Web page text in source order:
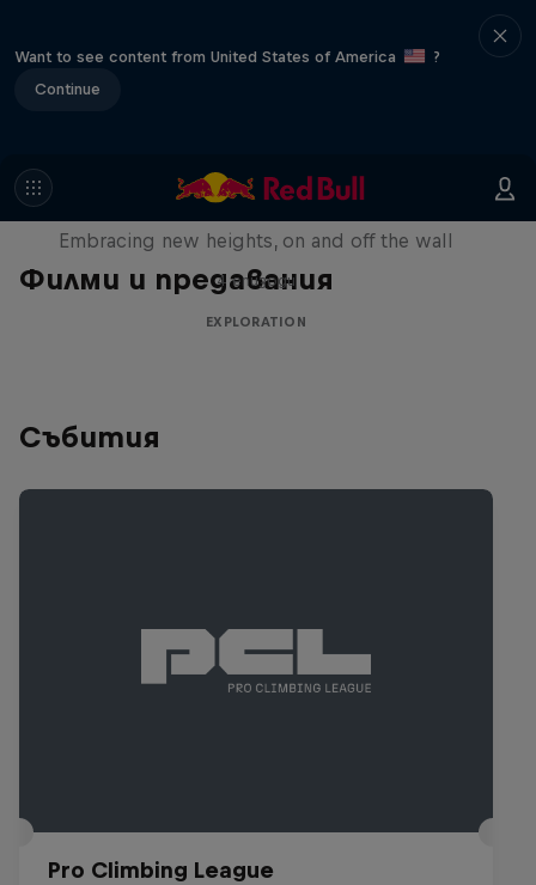
Want to see content from United States of America
?
Continue
Филми и предавания
Natural Heights
Embracing new heights, on and off the wall
4 епизоди
EXPLORATION
Събития
Pro Climbing League